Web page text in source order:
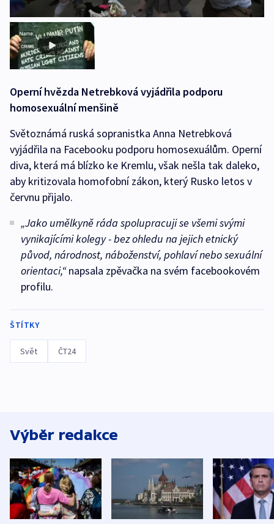
Operní hvězda Netrebková vyjádřila podporu
homosexuální menšině
Světoznámá ruská sopranistka Anna Netrebková
vyjádřila na Facebooku podporu homosexuálům. Operní
diva, která má blízko ke Kremlu, však nešla tak daleko,
aby kritizovala homofobní zákon, který Rusko letos v
červnu přijalo.
„Jako umělkyně ráda spolupracuji se všemi svými
vynikajícími kolegy - bez ohledu na jejich etnický
původ, národnost, náboženství, pohlaví nebo sexuální
orientaci,“napsala zpěvačka na svém facebookovém
profilu.
ŠTÍTKY
Svět ČT24
Výběr redakce